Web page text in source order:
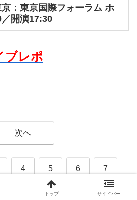
：東京国際フォーラム ホ
開演17:30
ブレポ
次へ
4 5 6 7
12 14
トップ サイドバー